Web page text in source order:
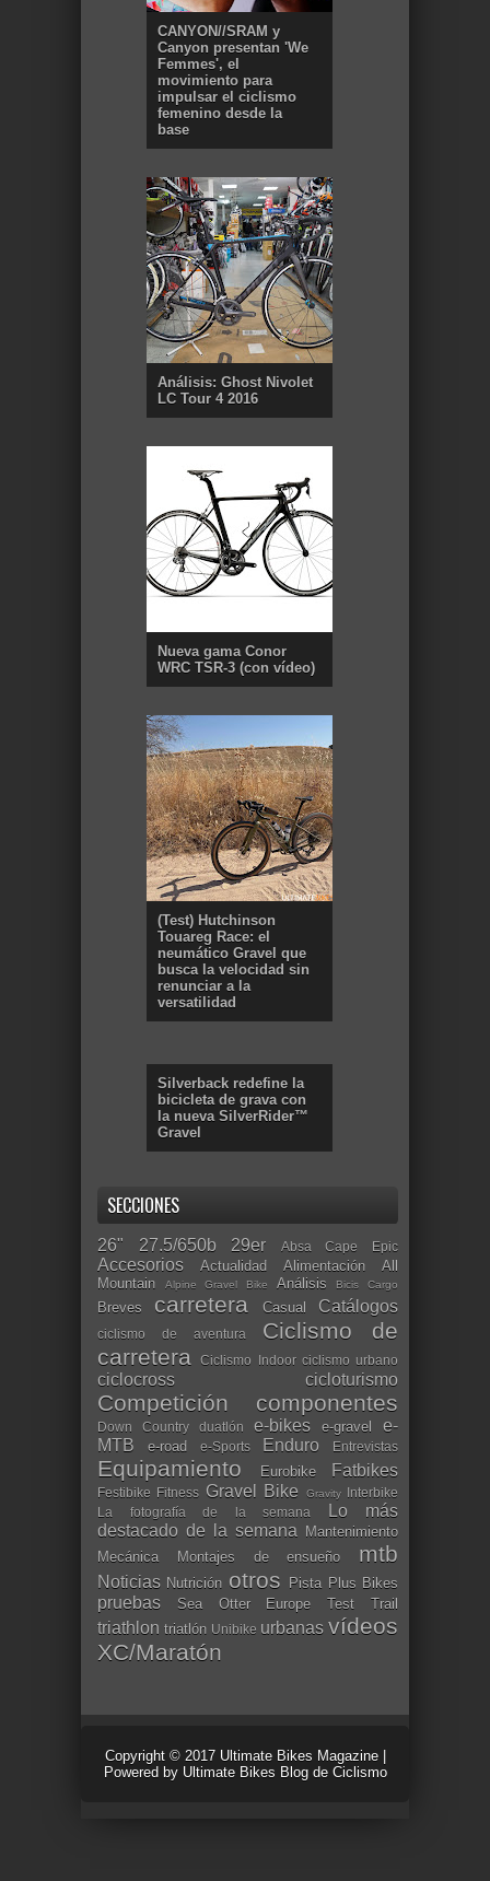
CANYON//SRAM y
Canyon presentan 'We
Femmes', el
movimiento para
impulsar el ciclismo
femenino desde la
base
Análisis: Ghost Nivolet
LC Tour 4 2016
Nueva gama Conor
WRC TSR-3 (con vídeo)
(Test) Hutchinson
Touareg Race: el
neumático Gravel que
busca la velocidad sin
renunciar a la
versatilidad
Silverback redefine la
bicicleta de grava con
la nueva SilverRider™
Gravel
SECCIONES
26" 27.5/650b 29er Absa Cape Epic
Accesorios Actualidad Alimentación
All
Mountain
Alpine Gravel Bike Análisis Bicis Cargo
Breves carretera Casual Catálogos
ciclismo de aventura
Ciclismo de
carretera
Ciclismo Indoor ciclismo urbano
ciclocross cicloturismo
Competición componentes
Down Country duatlón e-bikes e-gravel
e-
MTB
e-road e-Sports Enduro Entrevistas
Equipamiento Eurobike Fatbikes
Festibike Fitness Gravel Bike Gravity Interbike
La fotografía de la semana
Lo más
destacado de la semana Mantenimiento
Mecánica
Montajes de ensueño mtb
Noticias Nutrición otros Pista Plus Bikes
pruebas Sea Otter Europe Test Trail
triathlon triatlón Unibike urbanas vídeos
XC/Maratón
Copyright © 2017 Ultimate Bikes Magazine|
Powered by Ultimate Bikes Blog de Ciclismo